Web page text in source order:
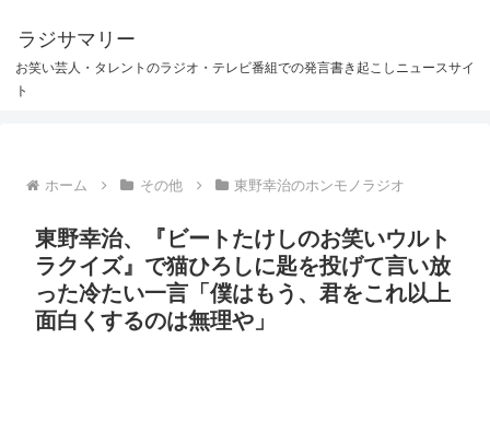
ラジサマリー
お笑い芸人・タレントのラジオ・テレビ番組での発言書き起こしニュースサイ
ト
ホーム その他 東野幸治のホンモノラジオ
東野幸治、『ビートたけしのお笑いウルト
ラクイズ』で猫ひろしに匙を投げて言い放
った冷たい一言「僕はもう、君をこれ以上
面白くするのは無理や」